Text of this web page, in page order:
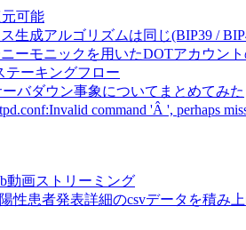
元可能
生成アルゴリズムは同じ(BIP39 /
ニーモニックを用いたDOTアカウン
テーキングフロー
バダウン事象についてまとめてみた
command 'Â ', perhaps
動画ストリーミング
性患者発表詳細のcsvデータを積み